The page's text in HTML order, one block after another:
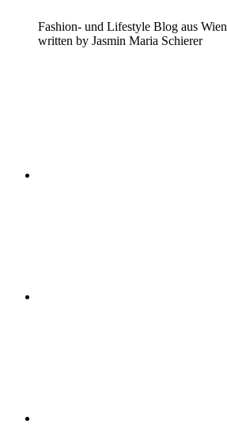
Fashion- und Lifestyle Blog aus Wien
written by Jasmin Maria Schierer